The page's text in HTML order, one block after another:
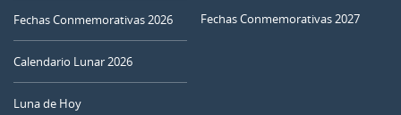
Fechas Conmemorativas 2026
Calendario Lunar 2026
Luna de Hoy
Fechas Conmemorativas 2027